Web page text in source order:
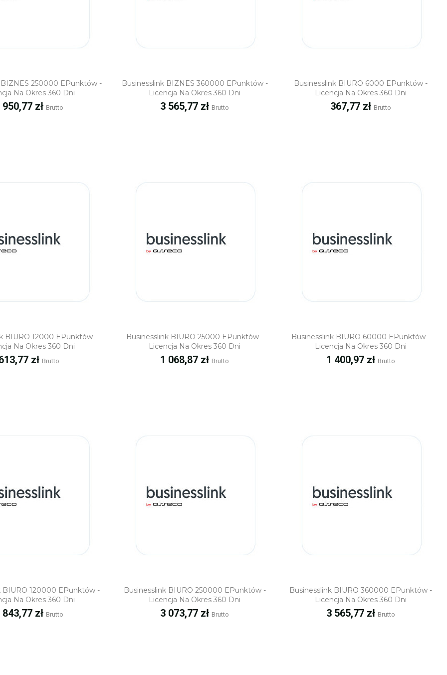
Szybki podgląd
BIZNES 250000 EPunktów -
Na Okres 360 Dni
950,77 zł Brutto
Szybki podgląd
Businesslink BIZNES 360000 EPunktów -
Licencja Na Okres 360 Dni
Cena
3 565,77 zł Brutto
Szybki podgląd
Businesslink BIURO 6000 EPunktów -
Licencja Na Okres 360 Dni
Cena
367,77 zł Brutto
Szybki podgląd
BIURO 12000 EPunktów -
Na Okres 360 Dni
zł Brutto
Szybki podgląd
Businesslink BIURO 25000 EPunktów -
Licencja Na Okres 360 Dni
Cena
1 068,87 zł Brutto
Szybki podgląd
Businesslink BIURO 60000 EPunktów -
Licencja Na Okres 360 Dni
Cena
1 400,97 zł Brutto
Szybki podgląd
BIURO 120000 EPunktów -
Na Okres 360 Dni
843,77 zł Brutto
Szybki podgląd
Businesslink BIURO 250000 EPunktów -
Licencja Na Okres 360 Dni
Cena
3 073,77 zł Brutto
Szybki podgląd
Businesslink BIURO 360000 EPunktów -
Licencja Na Okres 360 Dni
Cena
3 565,77 zł Brutto